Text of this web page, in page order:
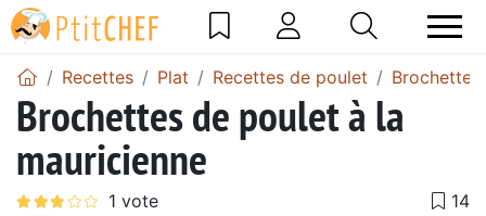
Recettes Plat Recettes de poulet Brochette
Brochettes de poulet à la
mauricienne